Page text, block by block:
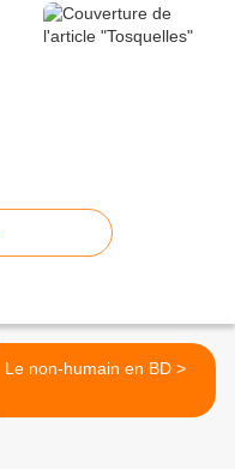
Le non-humain en BD >